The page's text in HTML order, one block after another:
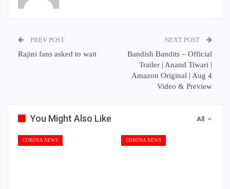
PREV POST
Rajini fans asked to wait
NEXT POST
Bandish Bandits – Official
Trailer | Anand Tiwari |
Amazon Original | Aug 4
Video & Preview
All
You Might Also Like
CORONA NEWS CORONA NEWS